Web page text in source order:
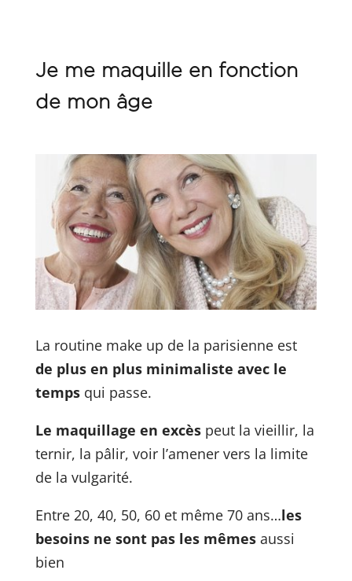
Je me maquille en fonction
de mon âge
La routine make up de la parisienne est
de plus en plus minimaliste avec le
tempsqui passe.
Le maquillage en excèspeut la vieillir, la
ternir, la pâlir, voir l’amener vers la limite
de la vulgarité.
Entre 20, 40, 50, 60 et même 70 ans…les
besoins ne sont pas les mêmesaussi
bien